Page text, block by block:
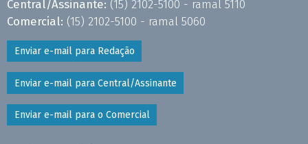
Central/Assinante: (15) 2102-5100 - ramal 5110
Comercial: (15) 2102-5100 - ramal 5060
Enviar e-mail para Redação
Enviar e-mail para Central/Assinante
Enviar e-mail para o Comercial